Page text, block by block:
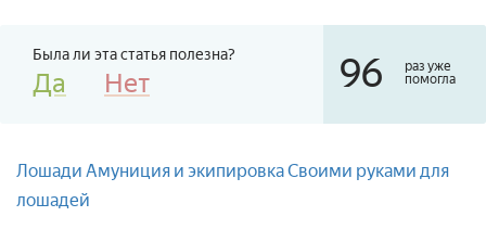
Была ли эта статья полезна?
Да Нет 96
раз уже
помогла
Лошади Амуниция и экипировкаСвоими руками для
лошадей